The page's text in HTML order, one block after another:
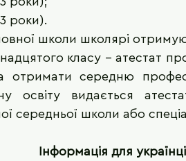
роки).
школи школярі
класу - атестат
отримати середню
освіту видається
середньої школи або
Інформація для